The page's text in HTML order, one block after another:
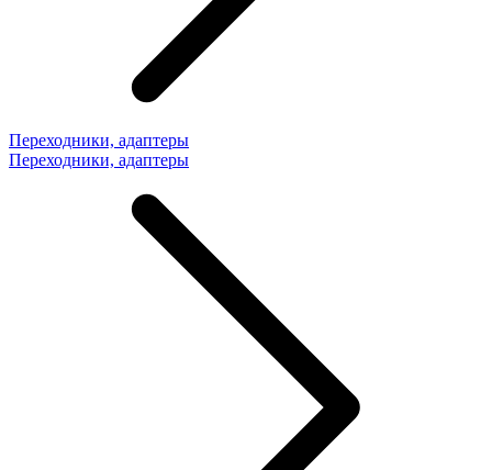
Переходники, адаптеры
Переходники, адаптеры